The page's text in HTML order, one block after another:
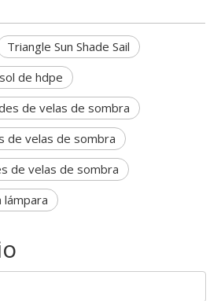
Triangle Sun Shade Sail
de hdpe
de velas de sombra
de velas de sombra
de velas de sombra
lámpara